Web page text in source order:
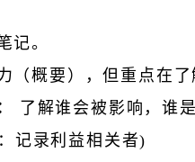
记。
（概要），但重点在了
了解谁会被影响，谁
记录利益相关者)